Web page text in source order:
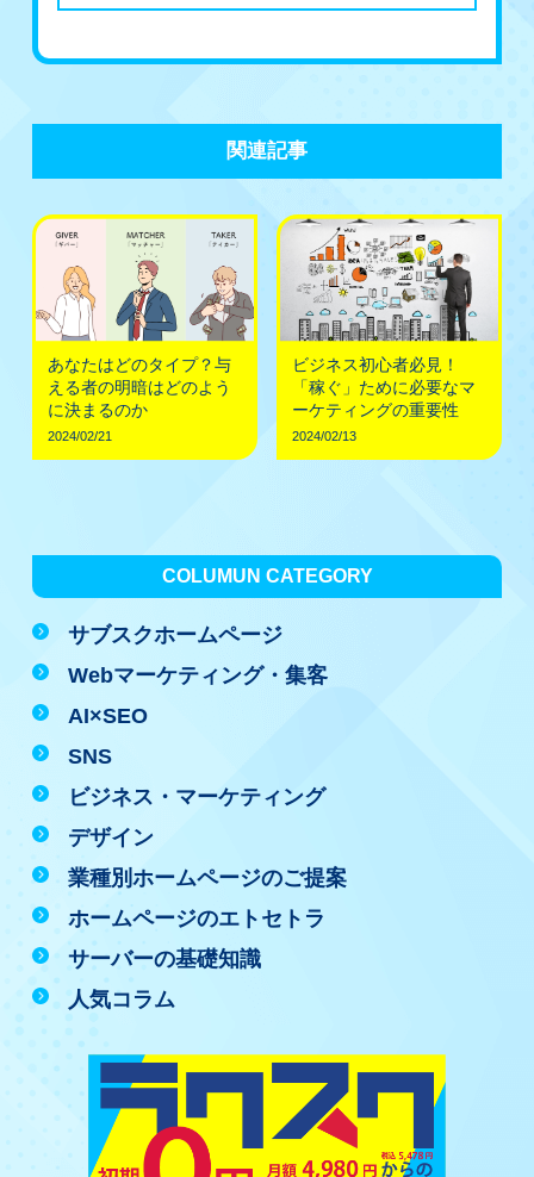
関連記事
あなたはどのタイプ？与
える者の明暗はどのよう
に決まるのか
2024/02/21
ビジネス初心者必見！
「稼ぐ」ために必要なマ
ーケティングの重要性
2024/02/13
COLUMUN CATEGORY
サブスクホームページ
Webマーケティング・集客
AI×SEO
SNS
ビジネス・マーケティング
デザイン
業種別ホームページのご提案
ホームページのエトセトラ
サーバーの基礎知識
人気コラム